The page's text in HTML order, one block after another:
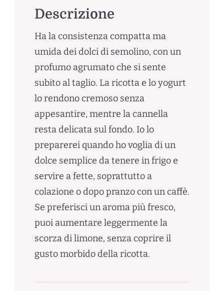
Descrizione
Ha la consistenza compatta ma
umida dei dolci di semolino, con un
profumo agrumato che si sente
subito al taglio. La ricotta e lo yogurt
lo rendono cremoso senza
appesantire, mentre la cannella
resta delicata sul fondo. Io lo
preparerei quando ho voglia di un
dolce semplice da tenere in frigo e
servire a fette, soprattutto a
colazione o dopo pranzo con un caffè.
Se preferisci un aroma più fresco,
puoi aumentare leggermente la
scorza di limone, senza coprire il
gusto morbido della ricotta.